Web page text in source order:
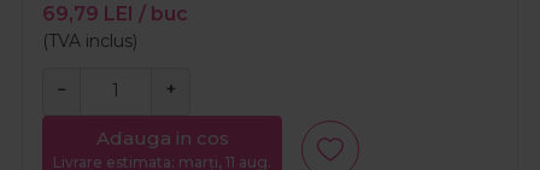
69,79 LEI / buc
(TVA inclus)
− +
Adauga in cos
Livrare estimata: marți, 11 aug.